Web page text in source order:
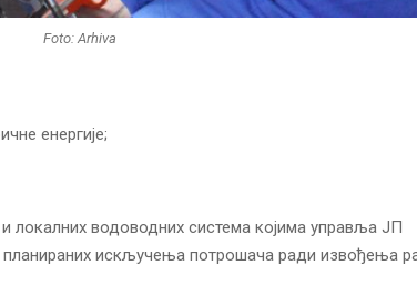
Foto: Arhiva
енергије;
локалних водоводних система којима управља ЈП
планираних искључења потрошача ради извођења